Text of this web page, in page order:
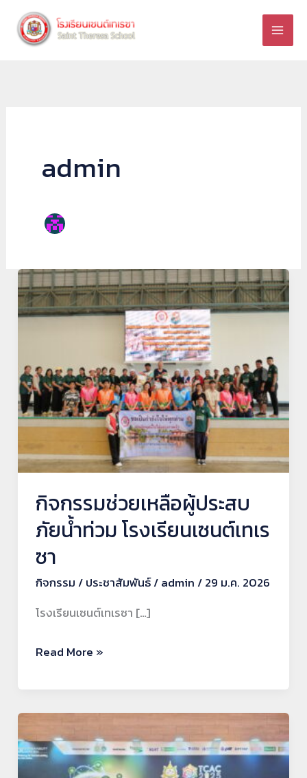
content
admin
กิจกรรมช่วยเหลือผู้ประสบ
ภัยน้ำท่วม โรงเรียนเซนต์เทเร
ซา
กิจกรรม /ประชาสัมพันธ์/admin /29 ม.ค. 2026
โรงเรียนเซนต์เทเรซา […]
กิจกรรม
ช่วย
เหลือ
ประสบ
ภัย
น้ำ
ท่วม
เซนต์
เท
เรซา
Read More »
โรงเรียน
เซนต์
เท